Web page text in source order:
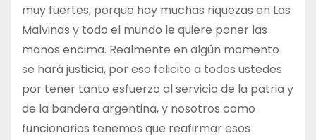
muy fuertes, porque hay muchas riquezas en Las
Malvinas y todo el mundo le quiere poner las
manos encima. Realmente en algún momento
se hará justicia, por eso felicito a todos ustedes
por tener tanto esfuerzo al servicio de la patria y
de la bandera argentina, y nosotros como
funcionarios tenemos que reafirmar esos